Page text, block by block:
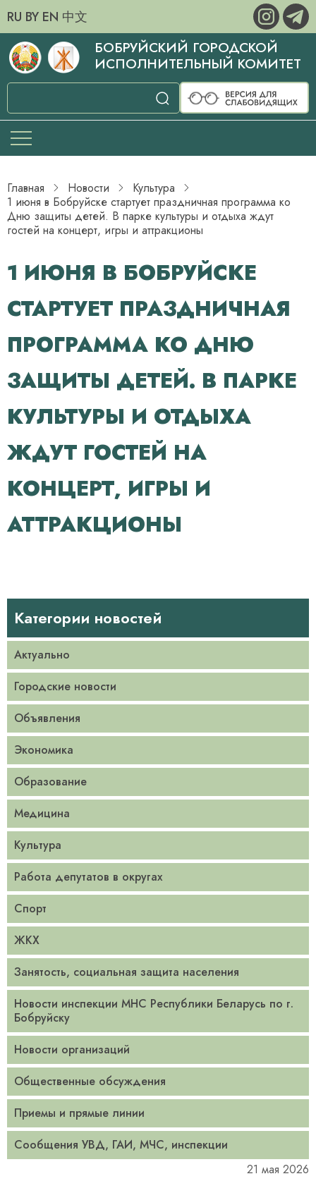
RU BY EN 中文
БОБРУЙСКИЙ ГОРОДСКОЙ
ИСПОЛНИТЕЛЬНЫЙ КОМИТЕТ
Главная Новости
Культура
1 июня в Бобруйске стартует праздничная программа ко
Дню защиты детей. В парке культуры и отдыха ждут
гостей на концерт, игры и аттракционы
1 ИЮНЯ В БОБРУЙСКЕ
СТАРТУЕТ ПРАЗДНИЧНАЯ
ПРОГРАММА КО ДНЮ
ЗАЩИТЫ ДЕТЕЙ. В ПАРКЕ
КУЛЬТУРЫ И ОТДЫХА
ЖДУТ ГОСТЕЙ НА
КОНЦЕРТ, ИГРЫ И
АТТРАКЦИОНЫ
Категории новостей
Актуально
Городские новости
Объявления
Экономика
Образование
Медицина
Культура
Работа депутатов в округах
Спорт
ЖКХ
Занятость, социальная защита населения
Новости инспекции МНС Республики Беларусь по г.
Бобруйску
Новости организаций
Общественные обсуждения
Приемы и прямые линии
Сообщения УВД, ГАИ, МЧС, инспекции
21 мая 2026